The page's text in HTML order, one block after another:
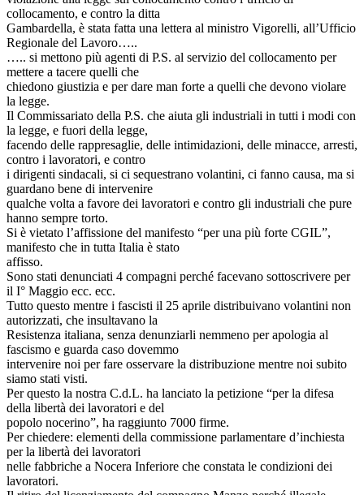
collocamento, e contro la ditta
Gambardella, è stata fatta una lettera al ministro Vigorelli, all’Ufficio
Regionale del Lavoro…..
….. si mettono più agenti di P.S. al servizio del collocamento per
mettere a tacere quelli che
chiedono giustizia e per dare man forte a quelli che devono violare
la legge.
Il Commissariato della P.S. che aiuta gli industriali in tutti i modi con
la legge, e fuori della legge,
facendo delle rappresaglie, delle intimidazioni, delle minacce, arresti,
contro i lavoratori, e contro
i dirigenti sindacali, si ci sequestrano volantini, ci fanno causa, ma si
guardano bene di intervenire
qualche volta a favore dei lavoratori e contro gli industriali che pure
hanno sempre torto.
Si è vietato l’affissione del manifesto “per una più forte CGIL”,
manifesto che in tutta Italia è stato
affisso.
Sono stati denunciati 4 compagni perché facevano sottoscrivere per
il I° Maggio ecc. ecc.
Tutto questo mentre i fascisti il 25 aprile distribuivano volantini non
autorizzati, che insultavano la
Resistenza italiana, senza denunziarli nemmeno per apologia al
fascismo e guarda caso dovemmo
intervenire noi per fare osservare la distribuzione mentre noi subito
siamo stati visti.
Per questo la nostra C.d.L. ha lanciato la petizione “per la difesa
della libertà dei lavoratori e del
popolo nocerino”, ha raggiunto 7000 firme.
Per chiedere: elementi della commissione parlamentare d’inchiesta
per la libertà dei lavoratori
nelle fabbriche a Nocera Inferiore che constata le condizioni dei
lavoratori.